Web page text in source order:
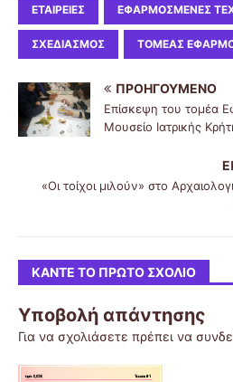
ΕΤΑΙΡΕΊΕΣ ΕΦΑΡΜΟΣΜΈΝΕΣ
ΣΧΕΔΙΑΣΜΌΣ ΤΟΜΈΑΣ
ΠΡΟΗΓΟΎΜΕΝΟ
Επίσκεψη του τομέα
Μουσείο Ιατρικής
«Οι τοίχοι μιλούν» στο
ΚΆΝΤΕ ΤΟ ΠΡΏΤΟ ΣΧΌΛΙΟ
Υποβολή απάντησης
Για να σχολιάσετε πρέπει να